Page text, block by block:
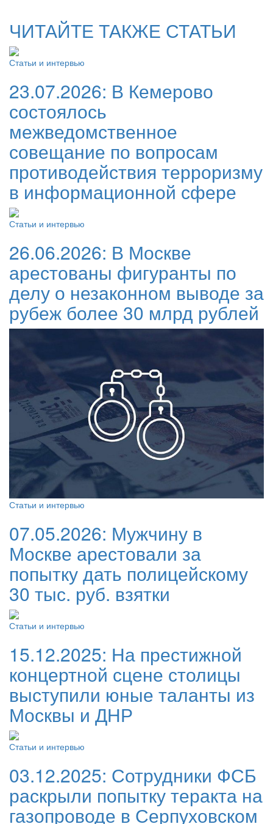
ЧИТАЙТЕ ТАКЖЕ СТАТЬИ
Статьи и интервью
23.07.2026: В Кемерово
состоялось
межведомственное
совещание по вопросам
противодействия терроризму
в информационной сфере
Статьи и интервью
26.06.2026: В Москве
арестованы фигуранты по
делу о незаконном выводе за
рубеж более 30 млрд рублей
Статьи и интервью
07.05.2026: Мужчину в
Москве арестовали за
попытку дать полицейскому
30 тыс. руб. взятки
Статьи и интервью
15.12.2025: На престижной
концертной сцене столицы
выступили юные таланты из
Москвы и ДНР
Статьи и интервью
03.12.2025: Сотрудники ФСБ
раскрыли попытку теракта на
газопроводе в Серпуховском